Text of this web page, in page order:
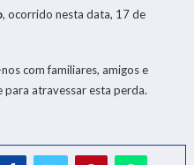
, ocorrido nesta data, 17 de
com familiares, amigos e
para atravessar esta perda.